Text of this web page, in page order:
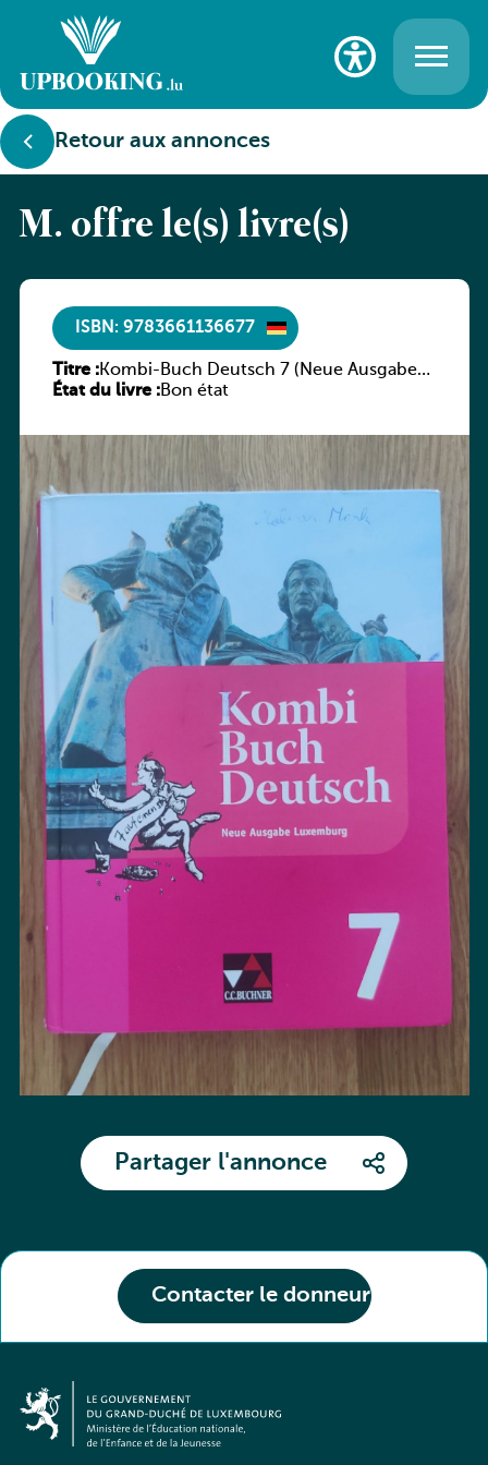
Retour aux annonces
Contacter le donneur
M. offre le(s) livre(s)
ISBN: 9783661136677
Titre :Kombi-Buch Deutsch 7 (Neue Ausgabe
Luxemburg)
État du livre :Bon état
Partager l'annonce